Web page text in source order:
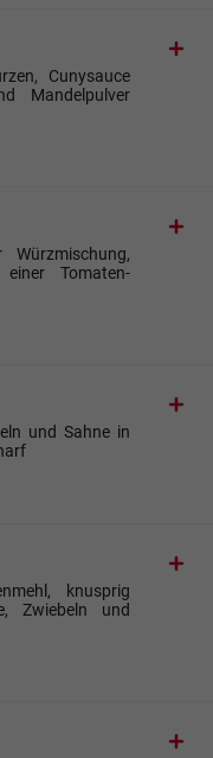
Cunysauce
Mandelpulver
Tomaten-
und Sahne in
knusprig
Zwiebeln und